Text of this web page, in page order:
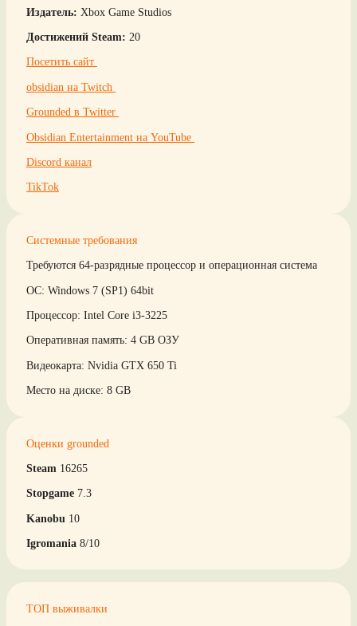
Издатель: Xbox Game Studios
Достижений Steam: 20
Посетить сайт
obsidian на Twitch
Grounded в Twitter
Obsidian Entertainment на YouTube
Discord канал
TikTok
Системные требования
Требуются 64-разрядные процессор и операционная система
ОС: Windows 7 (SP1) 64bit
Процессор: Intel Core i3-3225
Оперативная память: 4 GB ОЗУ
Видеокарта: Nvidia GTX 650 Ti
Место на диске: 8 GB
Оценки grounded
Steam 16265
Stopgame 7.3
Kanobu 10
Igromania 8/10
ТОП выживалки